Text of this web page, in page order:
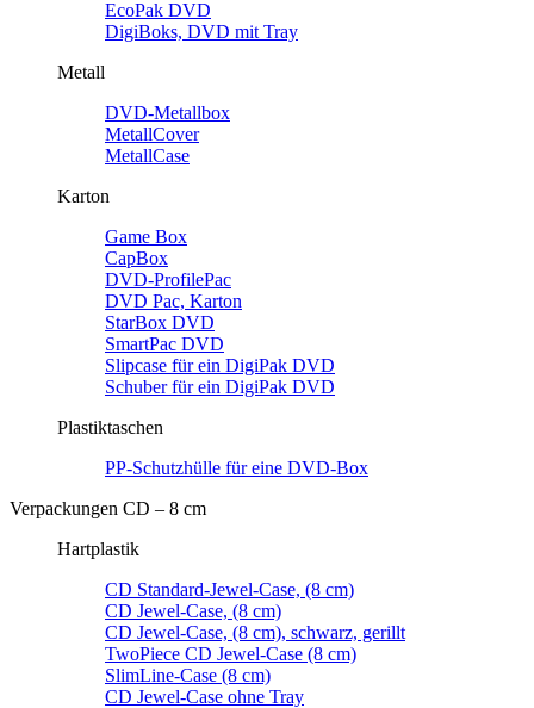
EcoPak DVD
DigiBoks, DVD mit Tray
Metall
DVD-Metallbox
MetallCover
MetallCase
Karton
Game Box
CapBox
DVD-ProfilePac
DVD Pac, Karton
StarBox DVD
SmartPac DVD
Slipcase für ein DigiPak DVD
Schuber für ein DigiPak DVD
Plastiktaschen
PP-Schutzhülle für eine DVD-Box
Verpackungen CD – 8 cm
Hartplastik
CD Standard-Jewel-Case, (8 cm)
CD Jewel-Case, (8 cm)
CD Jewel-Case, (8 cm), schwarz, gerillt
TwoPiece CD Jewel-Case (8 cm)
SlimLine-Case (8 cm)
CD Jewel-Case ohne Tray